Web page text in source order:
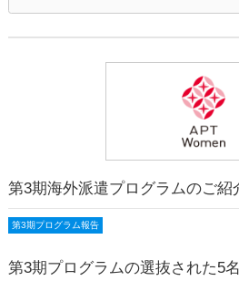
第3期海外派遣プログラムのご紹
第3期プログラム報告
第3期プログラムの選抜された5